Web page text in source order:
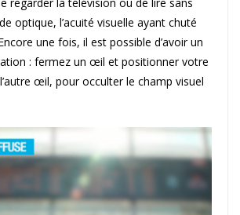
optique, l’acuité visuelle ayant chuté
une fois, il est possible d’avoir un
: fermez un œil et positionner votre
œil, pour occulter le champ visuel